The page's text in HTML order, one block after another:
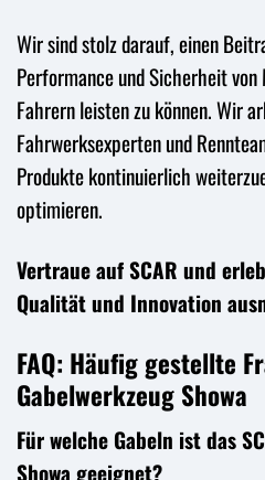
Wir sind stolz darauf, einen
Performance und Sicherheit
Fahrern leisten zu können. Wir
Fahrwerksexperten und
Produkte kontinuierlich
optimieren.
Vertraue auf SCAR und
Qualität und Innovation
FAQ: Häufig gestellte
Gabelwerkzeug Showa
Für welche Gabeln ist das
Showa geeignet?